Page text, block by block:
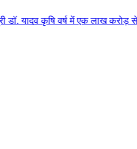
एक लाख करोड़ से अधिक राशि